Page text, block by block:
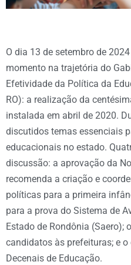
O dia 13 de setembro de
momento na trajetória do
Efetividade da Política da
RO): a realização da
instalada em abril de 2020.
discutidos temas essenciais
educacionais no estado.
discussão: a aprovação da
recomenda a criação e
políticas para a primeira
para a prova do Sistema de
Estado de Rondônia (Saero);
candidatos às prefeituras; e
Decenais de Educação.